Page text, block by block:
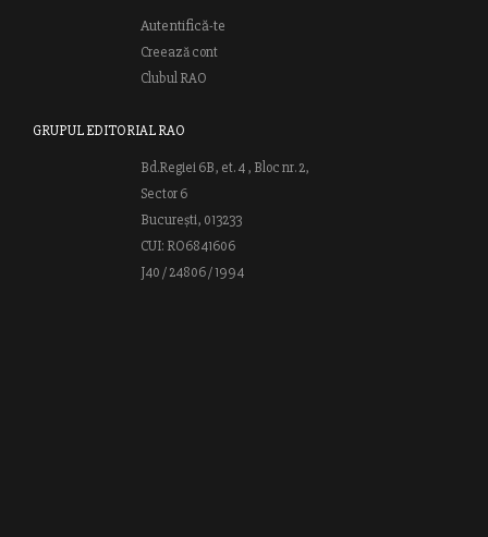
Autentifică-te
Creează cont
Clubul RAO
GRUPUL EDITORIAL RAO
Bd.Regiei 6B, et. 4 , Bloc nr. 2,
Sector 6
București, 013233
CUI: RO6841606
J40 / 24806 / 1994